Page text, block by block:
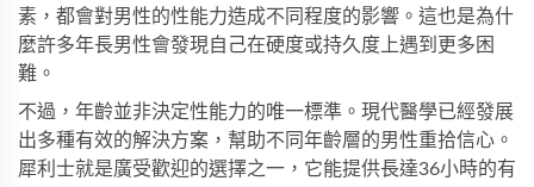
素，都會對男性的性能力造成不同程度的影響。這也是為什
麼許多年長男性會發現自己在硬度或持久度上遇到更多困
難。
不過，年齡並非決定性能力的唯一標準。現代醫學已經發展
出多種有效的解決方案，幫助不同年齡層的男性重拾信心。
犀利士就是廣受歡迎的選擇之一，它能提供長達36小時的有